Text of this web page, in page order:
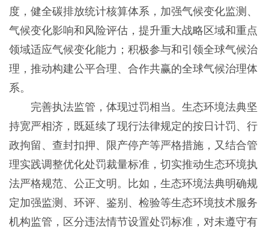
度，健全碳排放统计核算体系，加强气候变化监测、
气候变化影响和风险评估，提升重大战略区域和重点
领域适应气候变化能力；积极参与和引领全球气候治
理，推动构建公平合理、合作共赢的全球气候治理体
系。
完善执法监管，体现过罚相当。生态环境法典坚
持宽严相济，既延续了现行法律规定的按日计罚、行
政拘留、查封扣押、限产停产等严格措施，又结合管
理实践调整优化处罚裁量标准，切实推动生态环境执
法严格规范、公正文明。比如，生态环境法典明确规
定加强监测、环评、鉴别、检验等生态环境技术服务
机构监管，区分违法情节设置处罚标准，对未遵守有